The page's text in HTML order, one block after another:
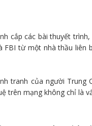
cắp các bài thuyết
từ một nhà thầu liên
tranh của người
trên mạng không chỉ là